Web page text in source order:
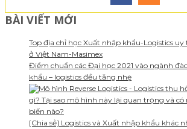
BÀI VIẾT MỚI
Top địa chỉ học Xuất nhập khẩu-Logistics
ở Việt Nam-Masimex
Điểm chuẩn các Đại học 2021 vào ngành
khẩu – logistics đều tăng nhẹ
gì? Tại sao mô hình này lại quan trọng và
biến nào?
[Chia sẻ] Logistics và Xuất nhập khẩu khác